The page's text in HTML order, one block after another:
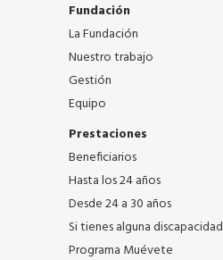
Fundación
La Fundación
Nuestro trabajo
Gestión
Equipo
Prestaciones
Beneficiarios
Hasta los 24 años
Desde 24 a 30 años
Si tienes alguna discapacidad
Programa Muévete